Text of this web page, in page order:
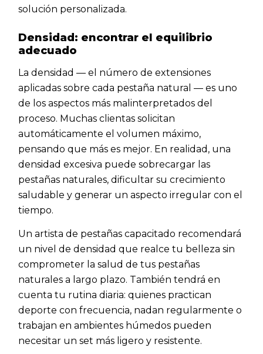
solución personalizada.
Densidad: encontrar el equilibrio
adecuado
La densidad — el número de extensiones
aplicadas sobre cada pestaña natural — es uno
de los aspectos más malinterpretados del
proceso. Muchas clientas solicitan
automáticamente el volumen máximo,
pensando que más es mejor. En realidad, una
densidad excesiva puede sobrecargar las
pestañas naturales, dificultar su crecimiento
saludable y generar un aspecto irregular con el
tiempo.
Un artista de pestañas capacitado recomendará
un nivel de densidad que realce tu belleza sin
comprometer la salud de tus pestañas
naturales a largo plazo. También tendrá en
cuenta tu rutina diaria: quienes practican
deporte con frecuencia, nadan regularmente o
trabajan en ambientes húmedos pueden
necesitar un set más ligero y resistente.